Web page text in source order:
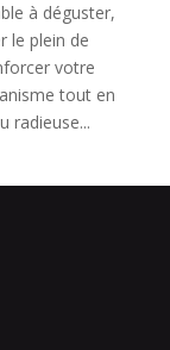
à déguster,
le plein de
votre
tout en
radieuse...